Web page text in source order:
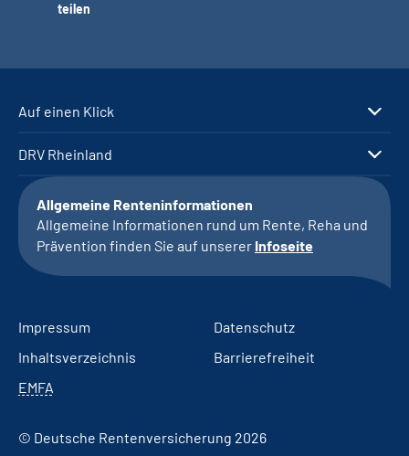
teilen
Auf einen Klick
DRV Rheinland
Allgemeine Renteninformationen
Allgemeine Informationen rund um Rente, Reha und
Prävention finden Sie auf unserer Infoseite
Impressum
Datenschutz
Inhaltsverzeichnis
Barrierefreiheit
EMFA
© Deutsche Rentenversicherung 2026